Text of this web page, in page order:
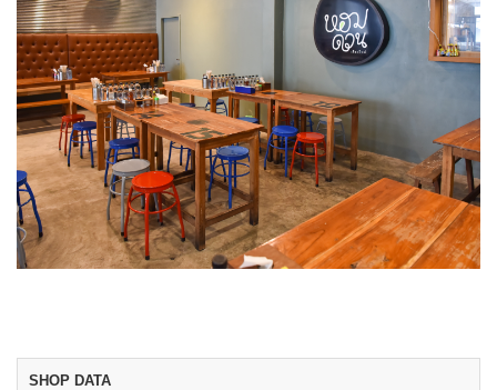
SHOP DATA